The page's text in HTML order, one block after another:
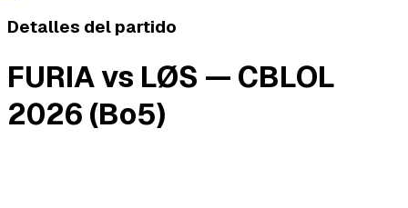
Detalles del partido
FURIA vs LØS — CBLOL
2026 (Bo5)